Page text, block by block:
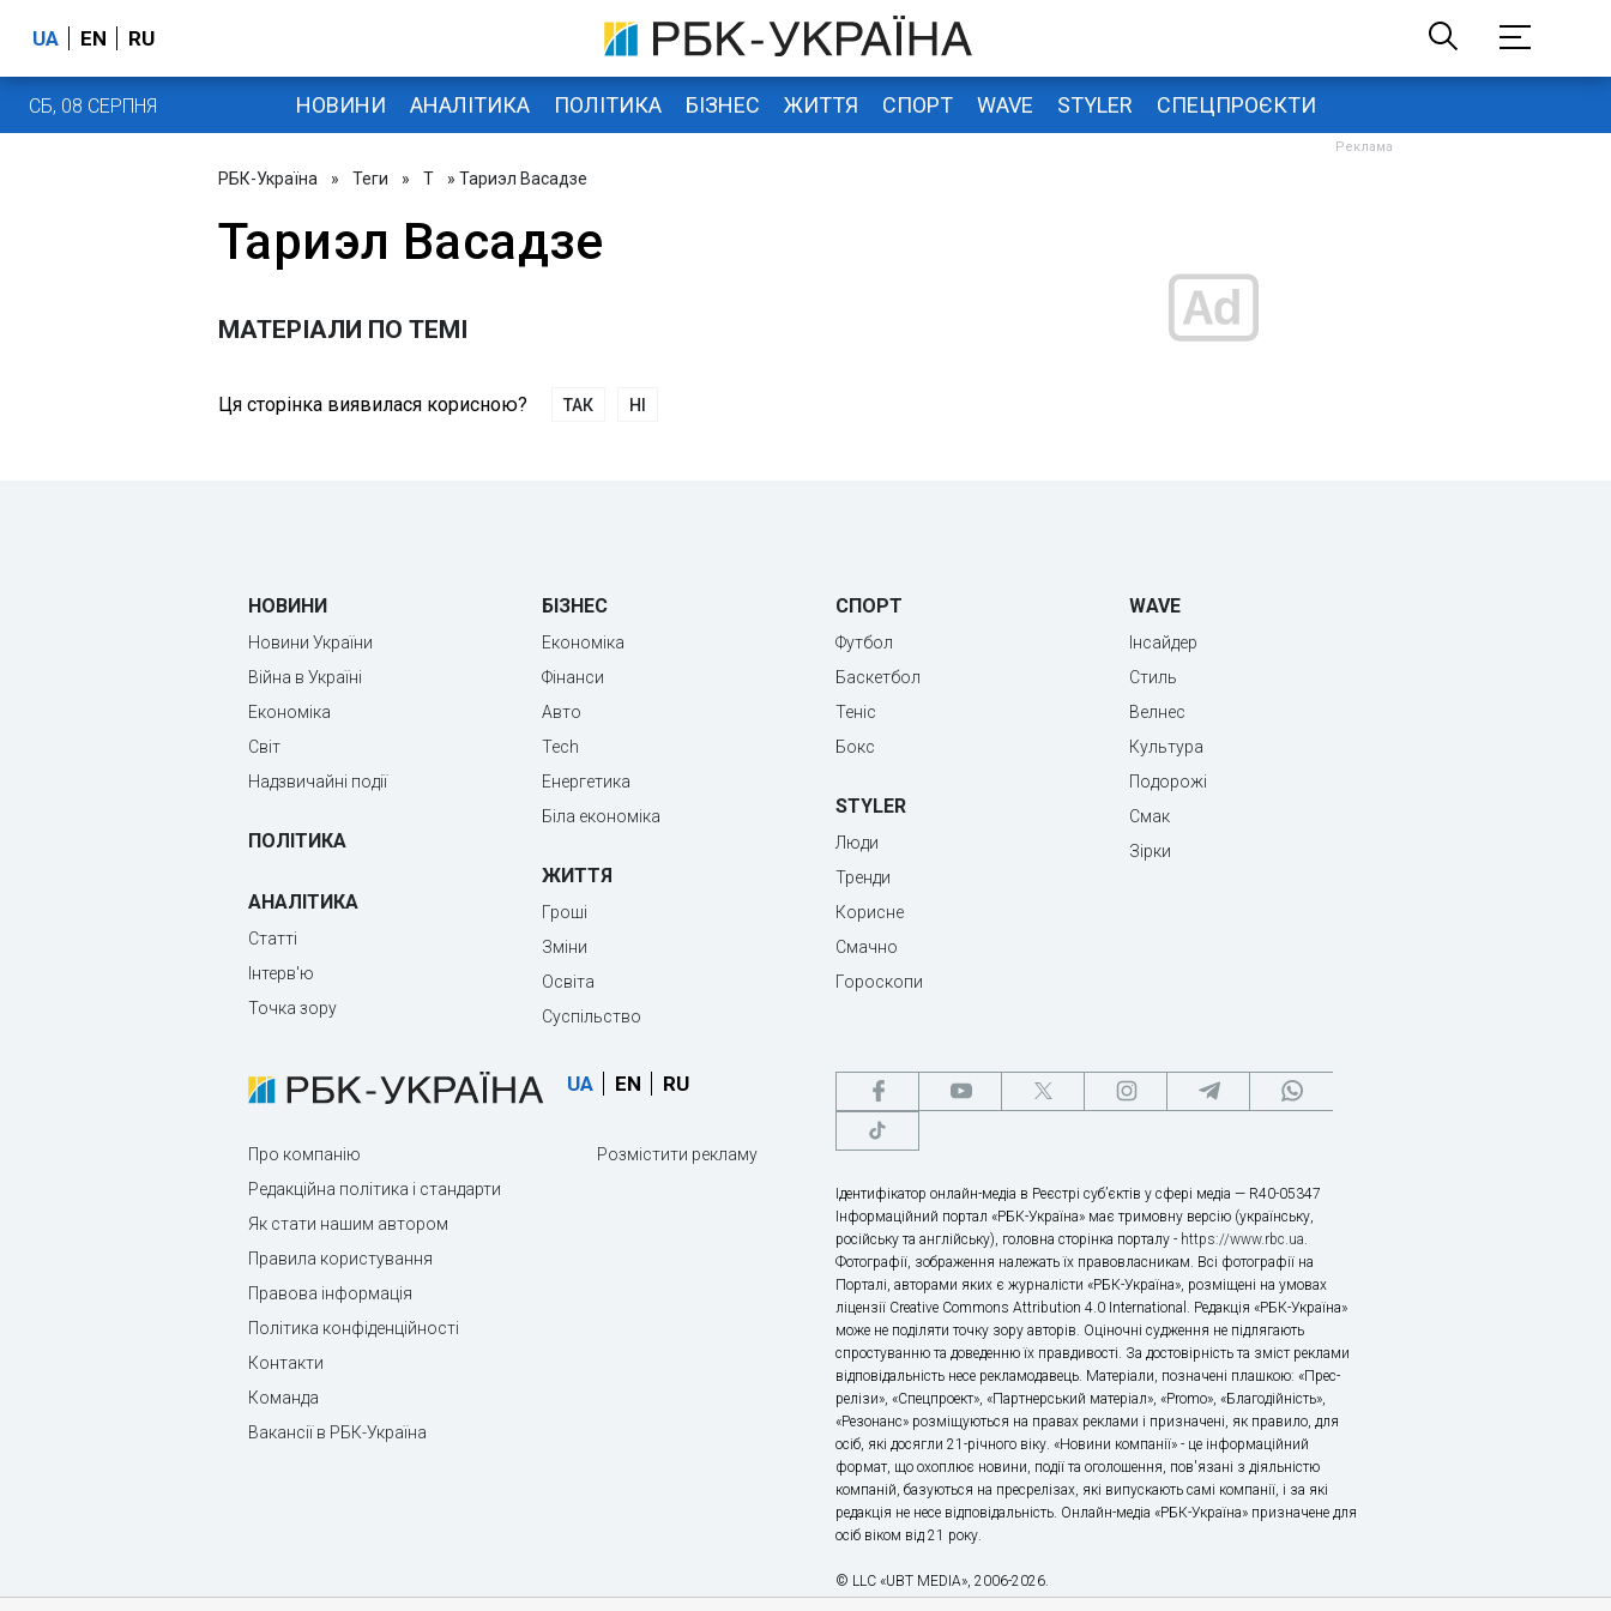
UA EN RU
СБ, 08 СЕРПНЯ НОВИНИ АНАЛІТИКА ПОЛІТИКА БІЗНЕС ЖИТТЯ СПОРТ WAVE STYLER СПЕЦПРОЄКТИ
РБК-Україна » Теги » Т » Тариэл Васадзе
Тариэл Васадзе
МАТЕРІАЛИ ПО ТЕМІ
Ця сторінка виявилася корисною? ТАК НІ
НОВИНИ
Новини України
Війна в Україні
Економіка
Світ
Надзвичайні події
ПОЛІТИКА
АНАЛІТИКА
Статті
Інтерв'ю
Точка зору
БІЗНЕС
Економіка
Фінанси
Авто
Tech
Енергетика
Біла економіка
ЖИТТЯ
Гроші
Зміни
Освіта
Суспільство
СПОРТ
Футбол
Баскетбол
Теніс
Бокс
STYLER
Люди
Тренди
Корисне
Смачно
Гороскопи
WAVE
Інсайдер
Стиль
Велнес
Культура
Подорожі
Смак
Зірки
UA EN RU
Про компанію
Редакційна політика і стандарти
Як стати нашим автором
Правила користування
Правова інформація
Політика конфіденційності
Контакти
Команда
Вакансії в РБК-Україна
Розмістити рекламу
Ідентифікатор онлайн-медіа в Реєстрі суб’єктів у сфері медіа — R40-05347
Інформаційний портал «РБК-Україна» має тримовну версію (українську,
російську та англійську), головна сторінка порталу - https://www.rbc.ua.
Фотографії, зображення належать їх правовласникам. Всі фотографії на
Порталі, авторами яких є журналісти «РБК-Україна», розміщені на умовах
ліцензії Creative Commons Attribution 4.0 International. Редакція «РБК-Україна»
може не поділяти точку зору авторів. Оціночні судження не підлягають
спростуванню та доведенню їх правдивості. За достовірність та зміст реклами
відповідальність несе рекламодавець. Матеріали, позначені плашкою: «Прес-
релізи», «Спецпроект», «Партнерський матеріал», «Promo», «Благодійність»,
«Резонанс» розміщуються на правах реклами і призначені, як правило, для
осіб, які досягли 21-річного віку. «Новини компанії» - це інформаційний
формат, що охоплює новини, події та оголошення, пов'язані з діяльністю
компаній, базуються на пресрелізах, які випускають самі компанії, і за які
редакція не несе відповідальність. Онлайн-медіа «РБК-Україна» призначене для
осіб віком від 21 року.
© LLC «UBT MEDIA», 2006-2026.